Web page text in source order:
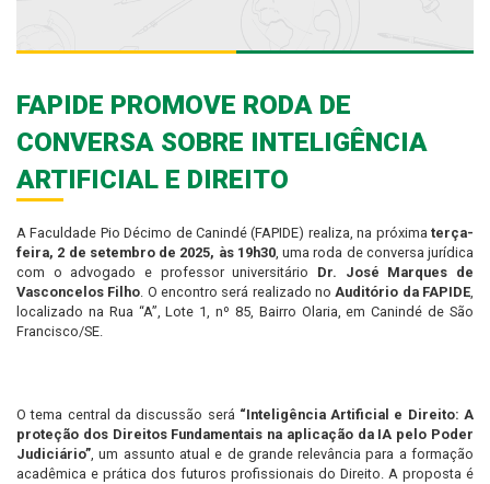
FAPIDE PROMOVE RODA DE
CONVERSA SOBRE INTELIGÊNCIA
ARTIFICIAL E DIREITO
A Faculdade Pio Décimo de Canindé (FAPIDE) realiza, na próxima terça-
feira, 2 de setembro de 2025, às 19h30, uma roda de conversa jurídica
com o advogado e professor universitário Dr. José Marques de
Vasconcelos Filho. O encontro será realizado noAuditório da FAPIDE,
localizado na Rua “A”, Lote 1, nº 85, Bairro Olaria, em Canindé de São
Francisco/SE.
O tema central da discussão será “Inteligência Artificial e Direito: A
proteção dos Direitos Fundamentais na aplicação da IA pelo Poder
Judiciário”, um assunto atual e de grande relevância para a formação
acadêmica e prática dos futuros profissionais do Direito. A proposta é